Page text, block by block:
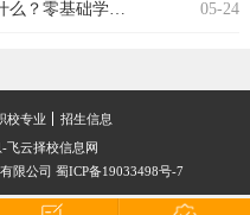
础学生能跟上吗 05-24
校专业
招生信息
飞云择校信息网
限公司 蜀ICP备19033498号-7